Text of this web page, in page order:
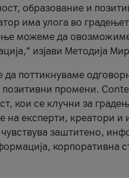
образование и
има улога во
можеме да
изјави Методија
да поттикнуваме
промени.
кои се клучни за
на експерти, креатори
заштитено,
корпоративна